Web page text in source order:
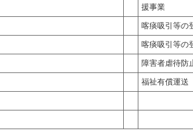
援事業
喀痰吸引等の
喀痰吸引等の
障害者虐待防
福祉有償運送